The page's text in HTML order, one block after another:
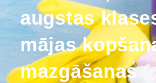
augstas
mājas
mazgāšanas